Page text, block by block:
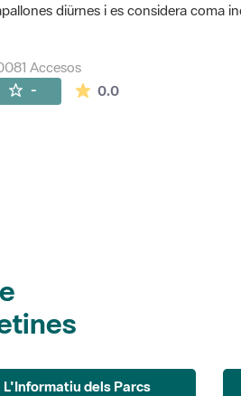
diürnes i es considera coma
Accesos
- 0.0La valoración media
L'Informatiu dels Parcs